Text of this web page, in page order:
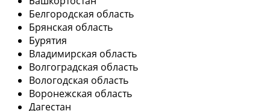
Белгородская область
Брянская область
Бурятия
Владимирская область
Волгоградская область
Вологодская область
Воронежская область
Дагестан